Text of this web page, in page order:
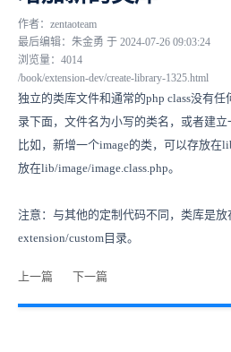
作者：zentaoteam
最后编辑：朱金勇 于 2024-07-26 09:03:24
浏览量：4014
/book/extension-dev/create-library-1325.html
独立的类库文件和通常的php class没有
录下面，文件名为小写的类名，或者建立
比如，新增一个image的类，可以存放在
放在lib/image/image.class.php。
注意：与其他的定制代码不同，类库是
extension/custom目录。
上一篇 下一篇